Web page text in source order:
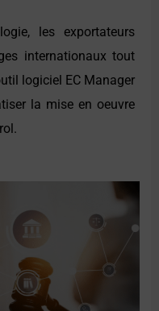
les exportateurs
internationaux tout
logiciel EC Manager
la mise en oeuvre